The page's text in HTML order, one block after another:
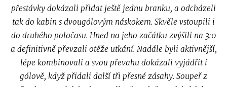
přestávky dokázali přidat ještě jednu branku, a odcházeli
tak do kabin s dvougólovým náskokem. Skvěle vstoupili i
do druhého poločasu. Hned na jeho začátku zvýšili na 3:0
a definitivně převzali otěže utkání. Nadále byli aktivnější,
lépe kombinovali a svou převahu dokázali vyjádřit i
gólově, když přidali další tři přesné zásahy. Soupeř z